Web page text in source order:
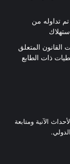
تم تداوله من
القانون المتعلق
ذات الطابع
الآنية ومتابعة